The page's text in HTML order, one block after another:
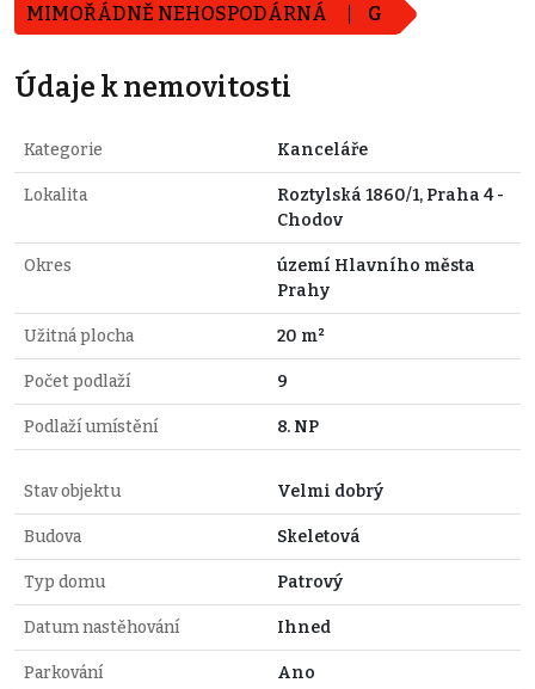
MIMOŘÁDNĚ NEHOSPODÁRNÁ G
Údaje k nemovitosti
Kategorie Kanceláře
Lokalita
Roztylská 1860/1, Praha 4 -
Chodov
Okres
území Hlavního města
Prahy
Užitná plocha 20 m²
Počet podlaží 9
Podlaží umístění 8. NP
Stav objektu Velmi dobrý
Budova Skeletová
Typ domu Patrový
Datum nastěhování Ihned
Parkování Ano